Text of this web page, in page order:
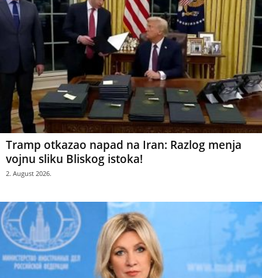
Tramp otkazao napad na Iran: Razlog menja
vojnu sliku Bliskog istoka!
2. August 2026.